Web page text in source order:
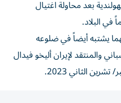
الهولندية بعد محاولة اغتيال
في البلاد.
يشتبه أيضاً في ضلوعه
والمنتقد لإيران أليخو فيدال
الثاني 2023.